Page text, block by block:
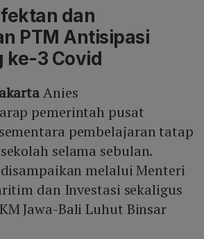
dan
PTM Antisipasi
ke-3 Covid
Anies
pemerintah pusat
pembelajaran tatap
selama sebulan.
melalui Menteri
dan Investasi sekaligus
Jawa-Bali Luhut Binsar